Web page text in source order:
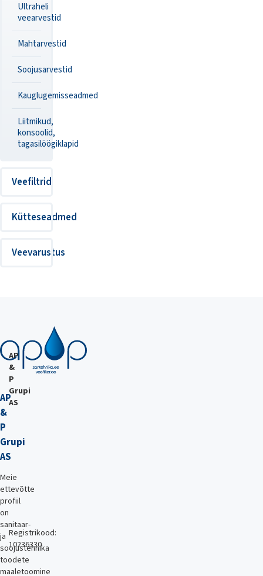
Ultraheli
veearvestid
Mahtarvestid
Soojusarvestid
Kauglugemisseadmed
Liitmikud,
konsoolid,
tagasilöögiklapid
Veefiltrid
Kütteseadmed
Veevarustus
AP
&
P
Grupi
AS
Meie
ettevõtte
profiil
on
sanitaar-
ja
soojustehnika
toodete
maaletoomine
AP
&
P
Grupi
AS
Registrikood:
10236330